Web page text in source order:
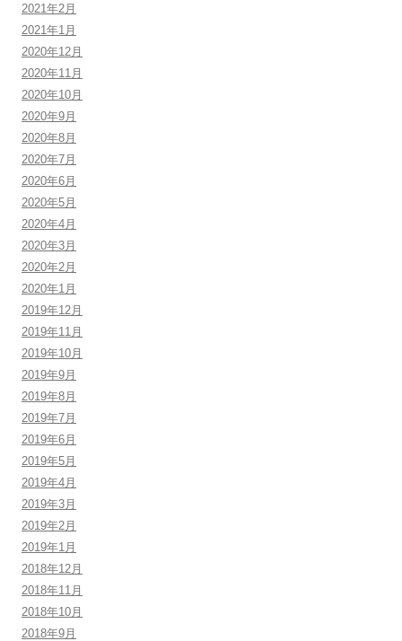
2021年2月
2021年1月
2020年12月
2020年11月
2020年10月
2020年9月
2020年8月
2020年7月
2020年6月
2020年5月
2020年4月
2020年3月
2020年2月
2020年1月
2019年12月
2019年11月
2019年10月
2019年9月
2019年8月
2019年7月
2019年6月
2019年5月
2019年4月
2019年3月
2019年2月
2019年1月
2018年12月
2018年11月
2018年10月
2018年9月